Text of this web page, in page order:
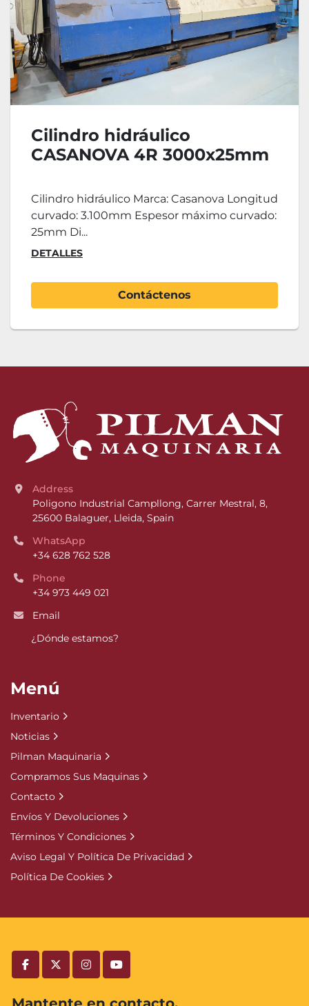
Cilindro hidráulico
CASANOVA 4R 3000x25mm
Cilindro hidráulico Marca: Casanova Longitud
curvado: 3.100mm Espesor máximo curvado:
25mm Di...
DETALLES
Contáctenos
facebooktwitterinstagramyoutube
Address
Poligono Industrial Campllong, Carrer Mestral, 8,
25600 Balaguer, Lleida, Spain
WhatsApp
+34 628 762 528
Phone
+34 973 449 021
Email
¿Dónde estamos?
Menú
Inventario
Noticias
Pilman Maquinaria
Compramos Sus Maquinas
Contacto
Envíos Y Devoluciones
Términos Y Condiciones
Aviso Legal Y Política De Privacidad
Política De Cookies